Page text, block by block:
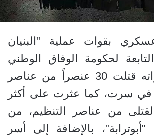
بقوات عملية "البنيان
لحكومة الوفاق الوطني
الليبية، أن قواته قتلت 30 عنصراً من عناصر
سرت، كما عثرت على أكثر
جثة لقتلى من عناصر التنظيم، من
"أبوترابة"، بالإضافة إلى أسر